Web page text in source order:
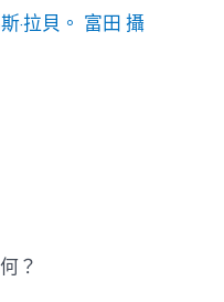
·拉貝。 富田 攝
？